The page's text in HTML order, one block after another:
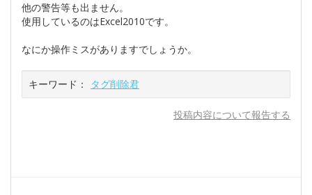
他の警告等も出ません。
使用しているのはExcel2010です。
なにか操作ミスがありますでしょうか。
キーワード： タグ削除君
投稿内容について報告する